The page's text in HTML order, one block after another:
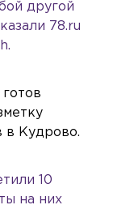
другой
78.ru
в Кудрово.
10
на них